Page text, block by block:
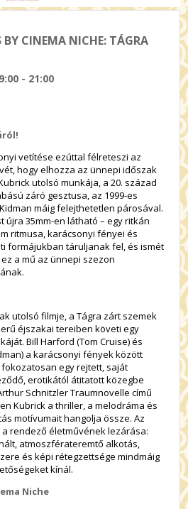
CINEMA NICHE: TÁGRA
- 21:00
vetítése ezúttal félreteszi az
hogy elhozza az ünnepi időszak
utolsó munkája, a 20. század
záró gesztusa, az 1999-es
máig felejthetetlen párosával.
újra 35mm-en látható – egy ritkán
ritmusa, karácsonyi fényei és
formájukban táruljanak fel, és ismét
a mű az ünnepi szezon
utolsó filmje, a Tágra zárt szemek
éjszakai tereiben követi egy
Bill Harford (Tom Cruise) és
a karácsonyi fények között
egy rejtett, saját
erotikától átitatott közegbe
Schnitzler Traumnovelle című
Kubrick a thriller, a melodráma és
motívumait hangolja össze. Az
rendező életművének lezárása:
atmoszférateremtő alkotás,
és képi rétegzettsége mindmáig
kínál.
Niche